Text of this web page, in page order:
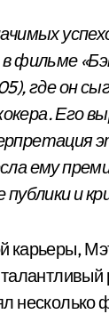
фильме
где он
Его
ему
публики и
карьеры,
несколько